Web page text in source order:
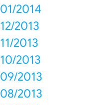
01/2014
12/2013
11/2013
10/2013
09/2013
08/2013